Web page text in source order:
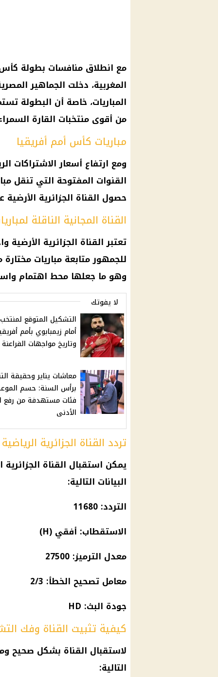
مع انطلاق منافسات بطولة كأس
المغربية، دخلت الجماهير
من أقوى منتخبات القارة
مباريات كأس أمم أفريقيا
ومع ارتفاع أسعار الاشتراكات
القنوات المفتوحة التي تنقل
حصول القناة الجزائرية
القناة المجانية الناقلة
تعتبر القناة الجزائرية
للجمهور متابعة مباريات
وهو ما جعلها محط اهتمام
لا يفوتك
التشكيل المتوقع
أمام زيمبابوي بأمم
وتاريخ مواجهات الفراعنة
معاشات يناير وحقيقة
فئات مستهدفة من رفع
الأدنى
تردد القناة الجزائرية
يمكن استقبال القناة
البيانات التالية:
التردد: 11680
الاستقطاب: أفقي (H)
معدل الترميز: 27500
معامل تصحيح الخطأ: 2/3
جودة البث: HD
كيفية تثبيت القناة وفك
لاستقبال القناة بشكل صحيح
التالية: